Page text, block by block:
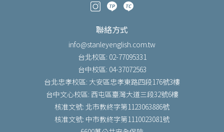
聯絡方式
info@stanleyenglish.com.tw
台北校區: 02-77095331
台中校區: 04-37072563
台北忠孝校區: 大安區忠孝東路四段176號3樓
台中文心校區: 西屯區臺灣大道三段32號6樓
核准文號: 北市教終字第1123063886號
核准文號: 中市教終字第1110023081號